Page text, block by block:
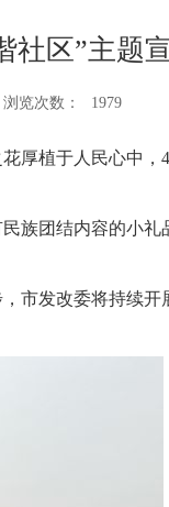
区”主题
浏览次数： 1979
植于人民心中，
族团结内容的小礼
市发改委将持续开